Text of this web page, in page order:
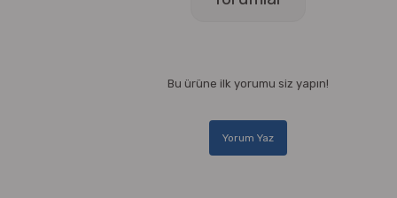
Bu ürüne ilk yorumu siz yapın!
Yorum Yaz